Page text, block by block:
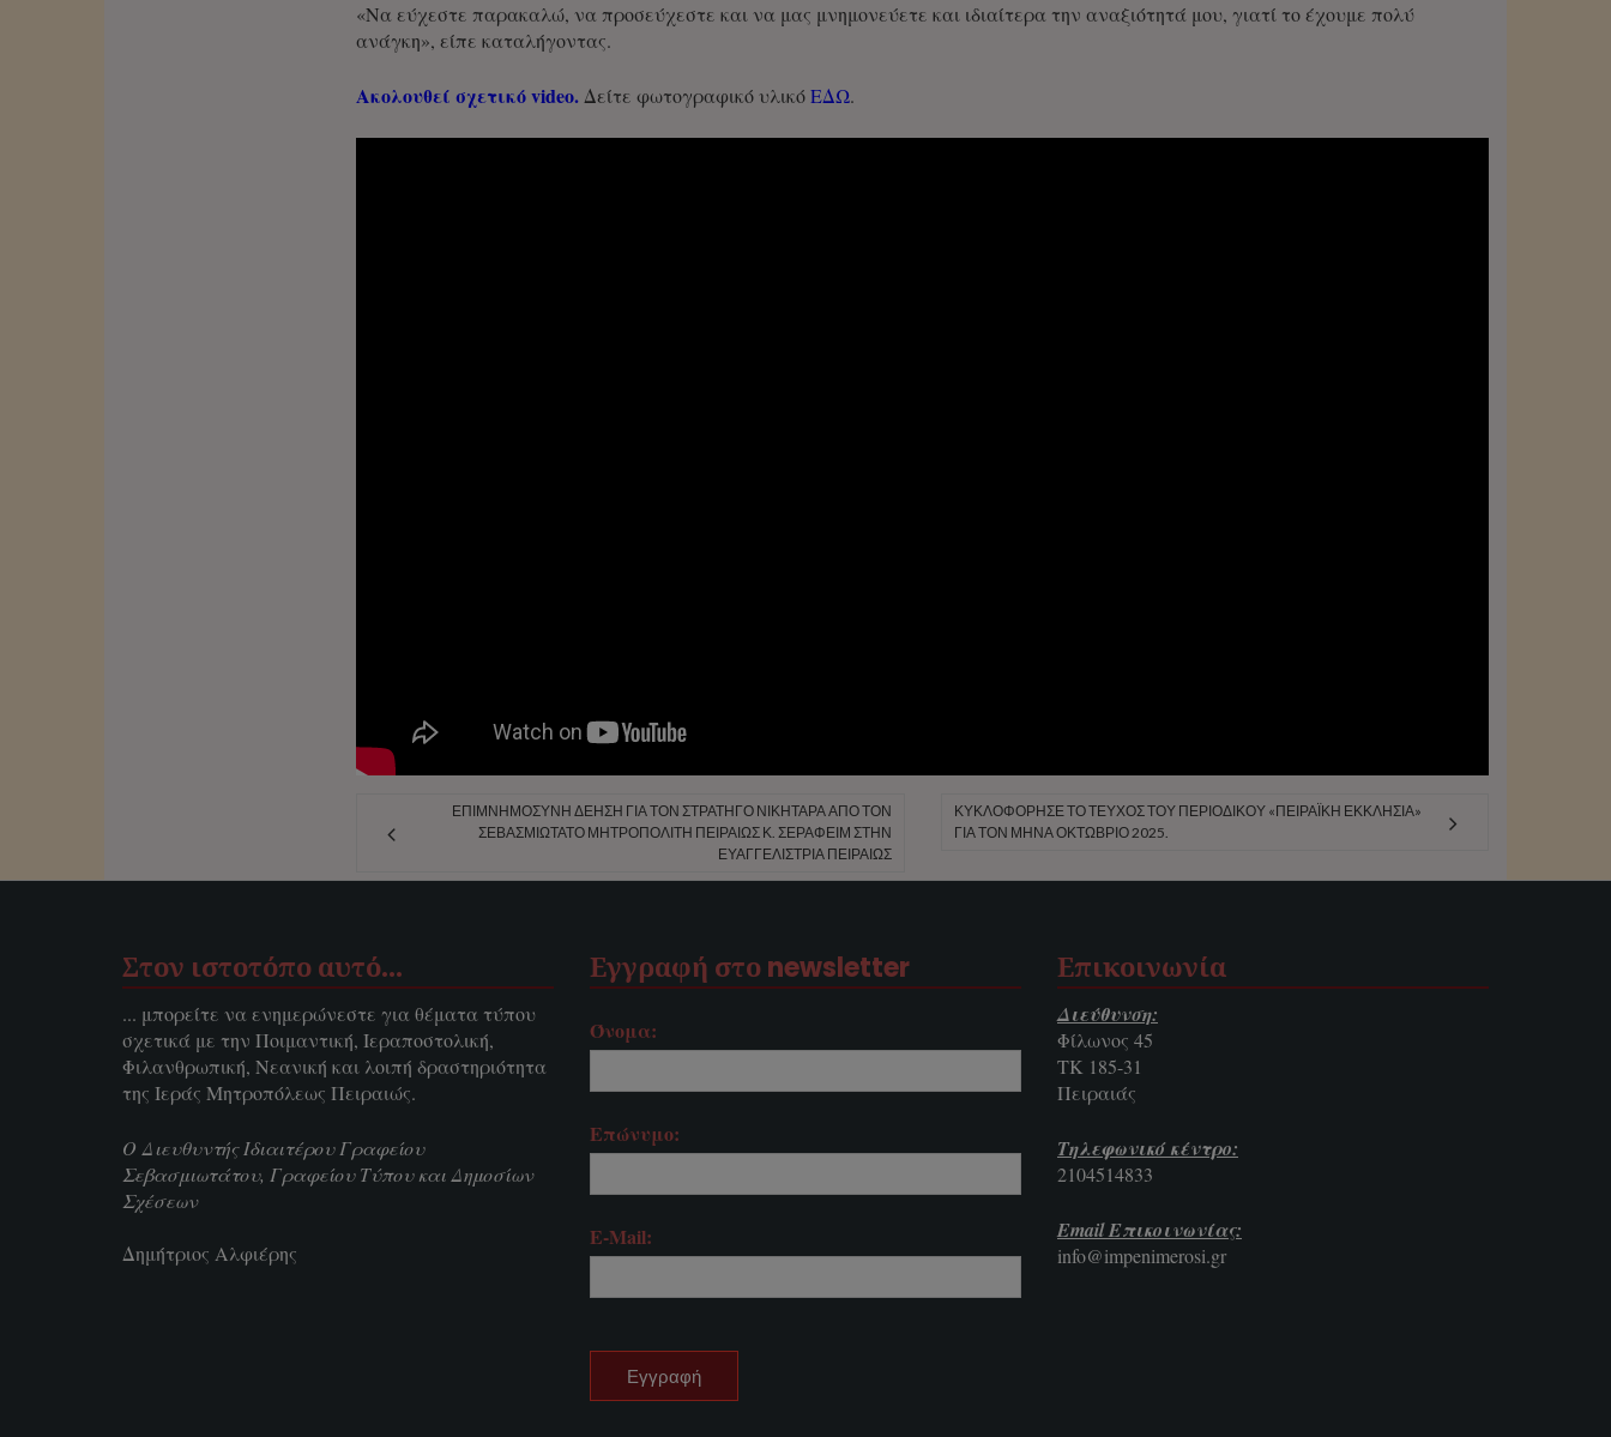
«Να εύχεστε παρακαλώ, να προσεύχεστε και να μας μνημονεύετε και ιδιαίτερα την αναξιότητά μου, γιατί το έχουμε πολύ
ανάγκη», είπε καταλήγοντας.
Ακολουθεί σχετικό video.Δείτε φωτογραφικό υλικόΕΔΩ.
ΕΠΙΜΝΗΜΌΣΥΝΗ ΔΈΗΣΗ ΓΙΑ ΤΟΝ ΣΤΡΑΤΗΓΌ ΝΙΚΗΤΑΡΆ ΑΠΌ ΤΟΝ
ΣΕΒΑΣΜΙΏΤΑΤΟ ΜΗΤΡΟΠΟΛΊΤΗ ΠΕΙΡΑΙΏΣ Κ. ΣΕΡΑΦΕΊΜ ΣΤΗΝ
ΕΥΑΓΓΕΛΊΣΤΡΙΑ ΠΕΙΡΑΙΏΣ
ΚΥΚΛΟΦΌΡΗΣΕ ΤΟ ΤΕΎΧΟΣ ΤΟΥ ΠΕΡΙΟΔΙΚΟΎ «ΠΕΙΡΑΪΚΉ ΕΚΚΛΗΣΊΑ»
ΓΙΑ ΤΟΝ ΜΉΝΑ ΟΚΤΏΒΡΙΟ 2025.
Στον ιστοτόπο αυτό…
... μπορείτε να ενημερώνεστε για θέματα τύπου
σχετικά με την Ποιμαντική, Ιεραποστολική,
Φιλανθρωπική, Νεανική και λοιπή δραστηριότητα
της Ιεράς Μητροπόλεως Πειραιώς.
Ο Διευθυντής Ιδιαιτέρου Γραφείου
Σεβασμιωτάτου, Γραφείου Τύπου και Δημοσίων
Σχέσεων
Δημήτριος Αλφιέρης
Εγγραφή στο newsletter
Όνομα:
Επώνυμο:
E-Mail:
Επικοινωνία
Διεύθυνση:
Φίλωνος 45
ΤΚ 185-31
Πειραιάς
Τηλεφωνικό κέντρο:
2104514833
Email Επικοινωνίας:
info@impenimerosi.gr